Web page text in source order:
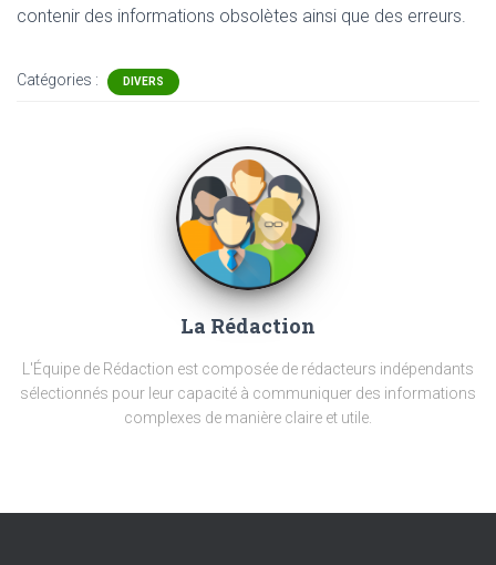
contenir des informations obsolètes ainsi que des erreurs.
Catégories : DIVERS
La Rédaction
L'Équipe de Rédaction est composée de rédacteurs indépendants
sélectionnés pour leur capacité à communiquer des informations
complexes de manière claire et utile.